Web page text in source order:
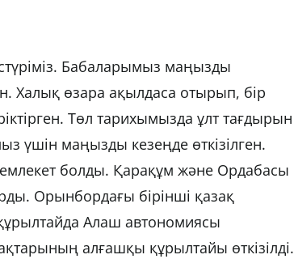
Бабаларымыз маңызды
Халық өзара ақылдаса отырып, бір
Төл тарихымызда ұлт тағдырын
үшін маңызды кезеңде өткізілген.
болды. Қарақұм және Ордабасы
Орынбордағы бірінші қазақ
Алаш автономиясы
алғашқы құрылтайы өткізілді.